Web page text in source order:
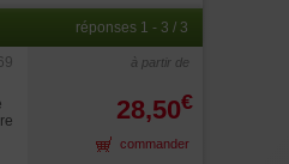
réponses 1 - 3 / 3
28,50€
à partir de
commander